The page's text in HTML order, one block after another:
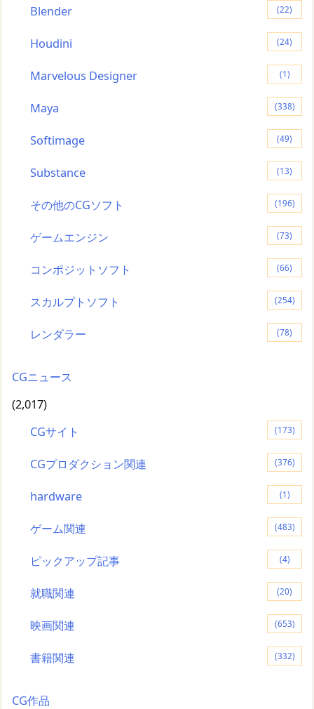
Blender (22)
Houdini (24)
Marvelous Designer (1)
Maya (338)
Softimage (49)
Substance (13)
その他のCGソフト (196)
ゲームエンジン (73)
コンポジットソフト (66)
スカルプトソフト (254)
レンダラー (78)
CGニュース
(2,017)
CGサイト
(173)
CGプロダクション関連 (376)
hardware (1)
ゲーム関連 (483)
ピックアップ記事 (4)
就職関連 (20)
映画関連 (653)
書籍関連 (332)
CG作品